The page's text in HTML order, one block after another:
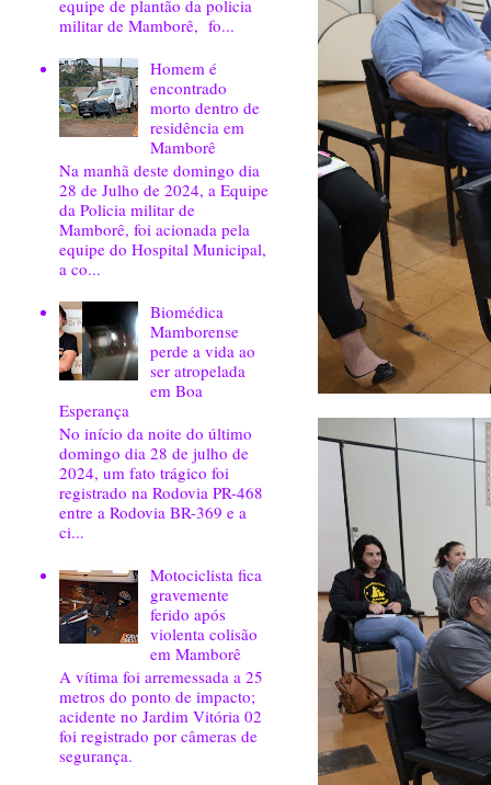
equipe de plantão da policia
militar de Mamborê, fo...
Homem é
encontrado
morto dentro de
residência em
Mamborê
Na manhã deste domingo dia
28 de Julho de 2024, a Equipe
da Policia militar de
Mamborê, foi acionada pela
equipe do Hospital Municipal,
a co...
Biomédica
Mamborense
perde a vida ao
ser atropelada
em Boa
Esperança
No início da noite do último
domingo dia 28 de julho de
2024, um fato trágico foi
registrado na Rodovia PR-468
entre a Rodovia BR-369 e a
ci...
Motociclista fica
gravemente
ferido após
violenta colisão
em Mamborê
A vítima foi arremessada a 25
metros do ponto de impacto;
acidente no Jardim Vitória 02
foi registrado por câmeras de
segurança.